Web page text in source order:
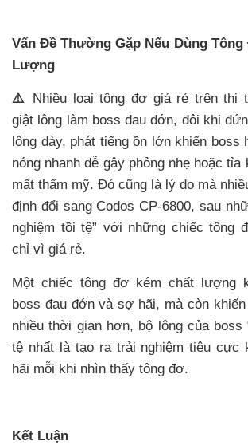
Vấn Đề Thường Gặp Nếu Dùng
Lượng
⚠️ Nhiều loại tông đơ giá rẻ trên thị
giật lông làm boss đau đớn, đôi khi
lông dày, phát tiếng ồn lớn khiến boss
nóng nhanh dễ gây phỏng nhẹ hoặc tỉa
mất thẩm mỹ. Đó cũng là lý do mà
định đổi sang Codos CP-6800, sau
nghiệm tồi tệ” với những chiếc tông
chỉ vì giá rẻ.
Một chiếc tông đơ kém chất lượng
boss đau đớn và sợ hãi, mà còn
nhiều thời gian hơn, bộ lông của boss
tệ nhất là tạo ra trải nghiệm tiêu cực
hãi mỗi khi nhìn thấy tông đơ.
Kết Luận